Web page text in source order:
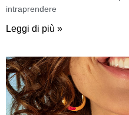
intraprendere
Leggi di più »